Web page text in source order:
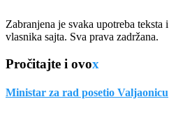
Zabranjena je svaka upotreba
vlasnika sajta. Sva prava zadržana.
Pročitajte i ovox
Ministar za rad posetio Valjaonicu